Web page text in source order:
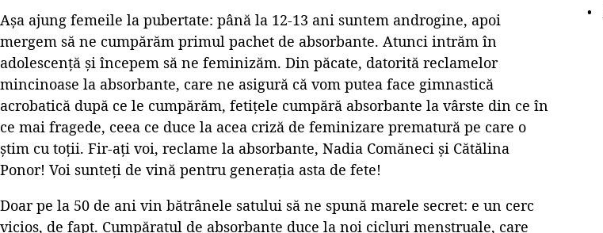
Așa ajung femeile la pubertate: până la 12-13 ani suntem androgine, apoi
mergem să ne cumpărăm primul pachet de absorbante. Atunci intrăm în
adolescență și începem să ne feminizăm. Din păcate, datorită reclamelor
mincinoase la absorbante, care ne asigură că vom putea face gimnastică
acrobatică după ce le cumpărăm, fetițele cumpără absorbante la vârste din ce în
ce mai fragede, ceea ce duce la acea criză de feminizare prematură pe care o
știm cu toții. Fir-ați voi, reclame la absorbante, Nadia Comăneci și Cătălina
Ponor! Voi sunteți de vină pentru generația asta de fete!
Doar pe la 50 de ani vin bătrânele satului să ne spună marele secret: e un cerc
vicios, de fapt. Cumpăratul de absorbante duce la noi cicluri menstruale, care